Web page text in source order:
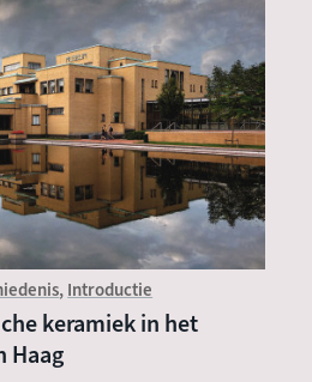
Introductie
keramiek in het
Haag